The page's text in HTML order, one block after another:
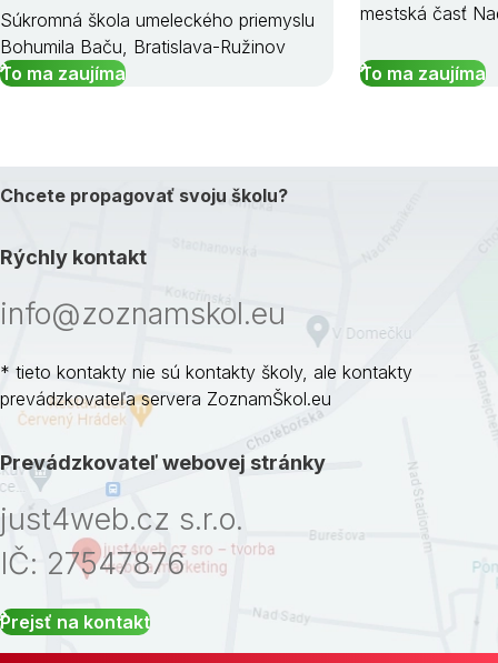
Súkromná škola umeleckého priemyslu
Bohumila Baču, Bratislava-Ružinov
To ma zaujíma
mestská časť
To ma zaujíma
Chcete propagovať svoju školu?
Rýchly kontakt
info@zoznamskol.eu
* tieto kontakty nie sú kontakty školy, ale kontakty
prevádzkovateľa servera ZoznamŠkol.eu
Prevádzkovateľ webovej stránky
just4web.cz s.r.o.
IČ: 27547876
Prejsť na kontakt